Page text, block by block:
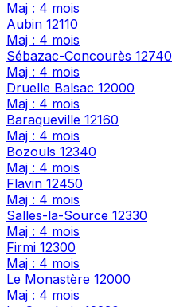
Maj : 4 mois
Aubin 12110
Maj : 4 mois
Sébazac-Concourès 12740
Maj : 4 mois
Druelle Balsac 12000
Maj : 4 mois
Baraqueville 12160
Maj : 4 mois
Bozouls 12340
Maj : 4 mois
Flavin 12450
Maj : 4 mois
Salles-la-Source 12330
Maj : 4 mois
Firmi 12300
Maj : 4 mois
Le Monastère 12000
Maj : 4 mois